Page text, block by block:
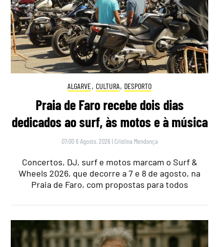
ALGARVE, CULTURA, DESPORTO
Praia de Faro recebe dois dias
dedicados ao surf, às motos e à música
07:00 6 Agosto, 2026 | Cristina Mendonça
Concertos, DJ, surf e motos marcam o Surf &
Wheels 2026, que decorre a 7 e 8 de agosto, na
Praia de Faro, com propostas para todos